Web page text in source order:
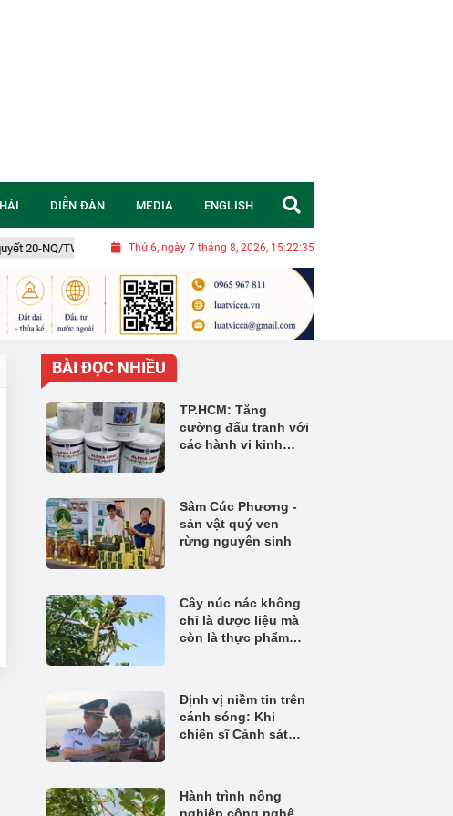
20-NQ/TW: Chuyển đổi tư duy, đặt mục tiêu chiến lược để Việt Nam trở thành quốc gia
Thứ 6, ngày 7 tháng 8, 2026, 15:22:36
DIỄN ĐÀN MEDIA ENGLISH
BÀI ĐỌC NHIỀU
TP.HCM: Tăng
cường đấu tranh với
các hành vi kinh
Sâm Cúc Phương -
sản vật quý ven
rừng nguyên sinh
Cây núc nác không
chỉ là dược liệu mà
còn là thực phẩm
Định vị niềm tin trên
cánh sóng: Khi
chiến sĩ Cảnh sát
Hành trình nông
nghiệp công nghệ